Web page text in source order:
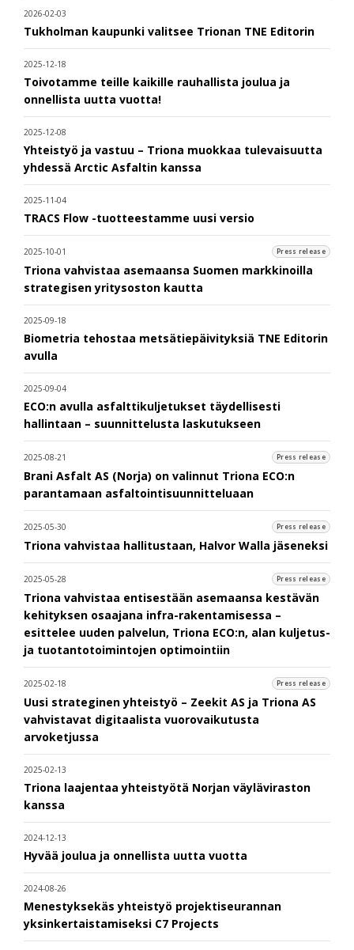
2026-02-03
Tukholman kaupunki valitsee Trionan TNE Editorin
2025-12-18
Toivotamme teille kaikille rauhallista joulua ja
onnellista uutta vuotta!
2025-12-08
Yhteistyö ja vastuu – Triona muokkaa tulevaisuutta
yhdessä Arctic Asfaltin kanssa
2025-11-04
TRACS Flow -tuotteestamme uusi versio
2025-10-01 Press release
Triona vahvistaa asemaansa Suomen markkinoilla
strategisen yritysoston kautta
2025-09-18
Biometria tehostaa metsätiepäivityksiä TNE Editorin
avulla
2025-09-04
ECO:n avulla asfalttikuljetukset täydellisesti
hallintaan – suunnittelusta laskutukseen
2025-08-21 Press release
Brani Asfalt AS (Norja) on valinnut Triona ECO:n
parantamaan asfaltointisuunnitteluaan
2025-05-30 Press release
Triona vahvistaa hallitustaan, Halvor Walla jäseneksi
2025-05-28 Press release
Triona vahvistaa entisestään asemaansa kestävän
kehityksen osaajana infra-rakentamisessa –
esittelee uuden palvelun, Triona ECO:n, alan kuljetus-
ja tuotantotoimintojen optimointiin
2025-02-18 Press release
Uusi strateginen yhteistyö – Zeekit AS ja Triona AS
vahvistavat digitaalista vuorovaikutusta
arvoketjussa
2025-02-13
Triona laajentaa yhteistyötä Norjan väyläviraston
kanssa
2024-12-13
Hyvää joulua ja onnellista uutta vuotta
2024-08-26
Menestyksekäs yhteistyö projektiseurannan
yksinkertaistamiseksi C7 Projects